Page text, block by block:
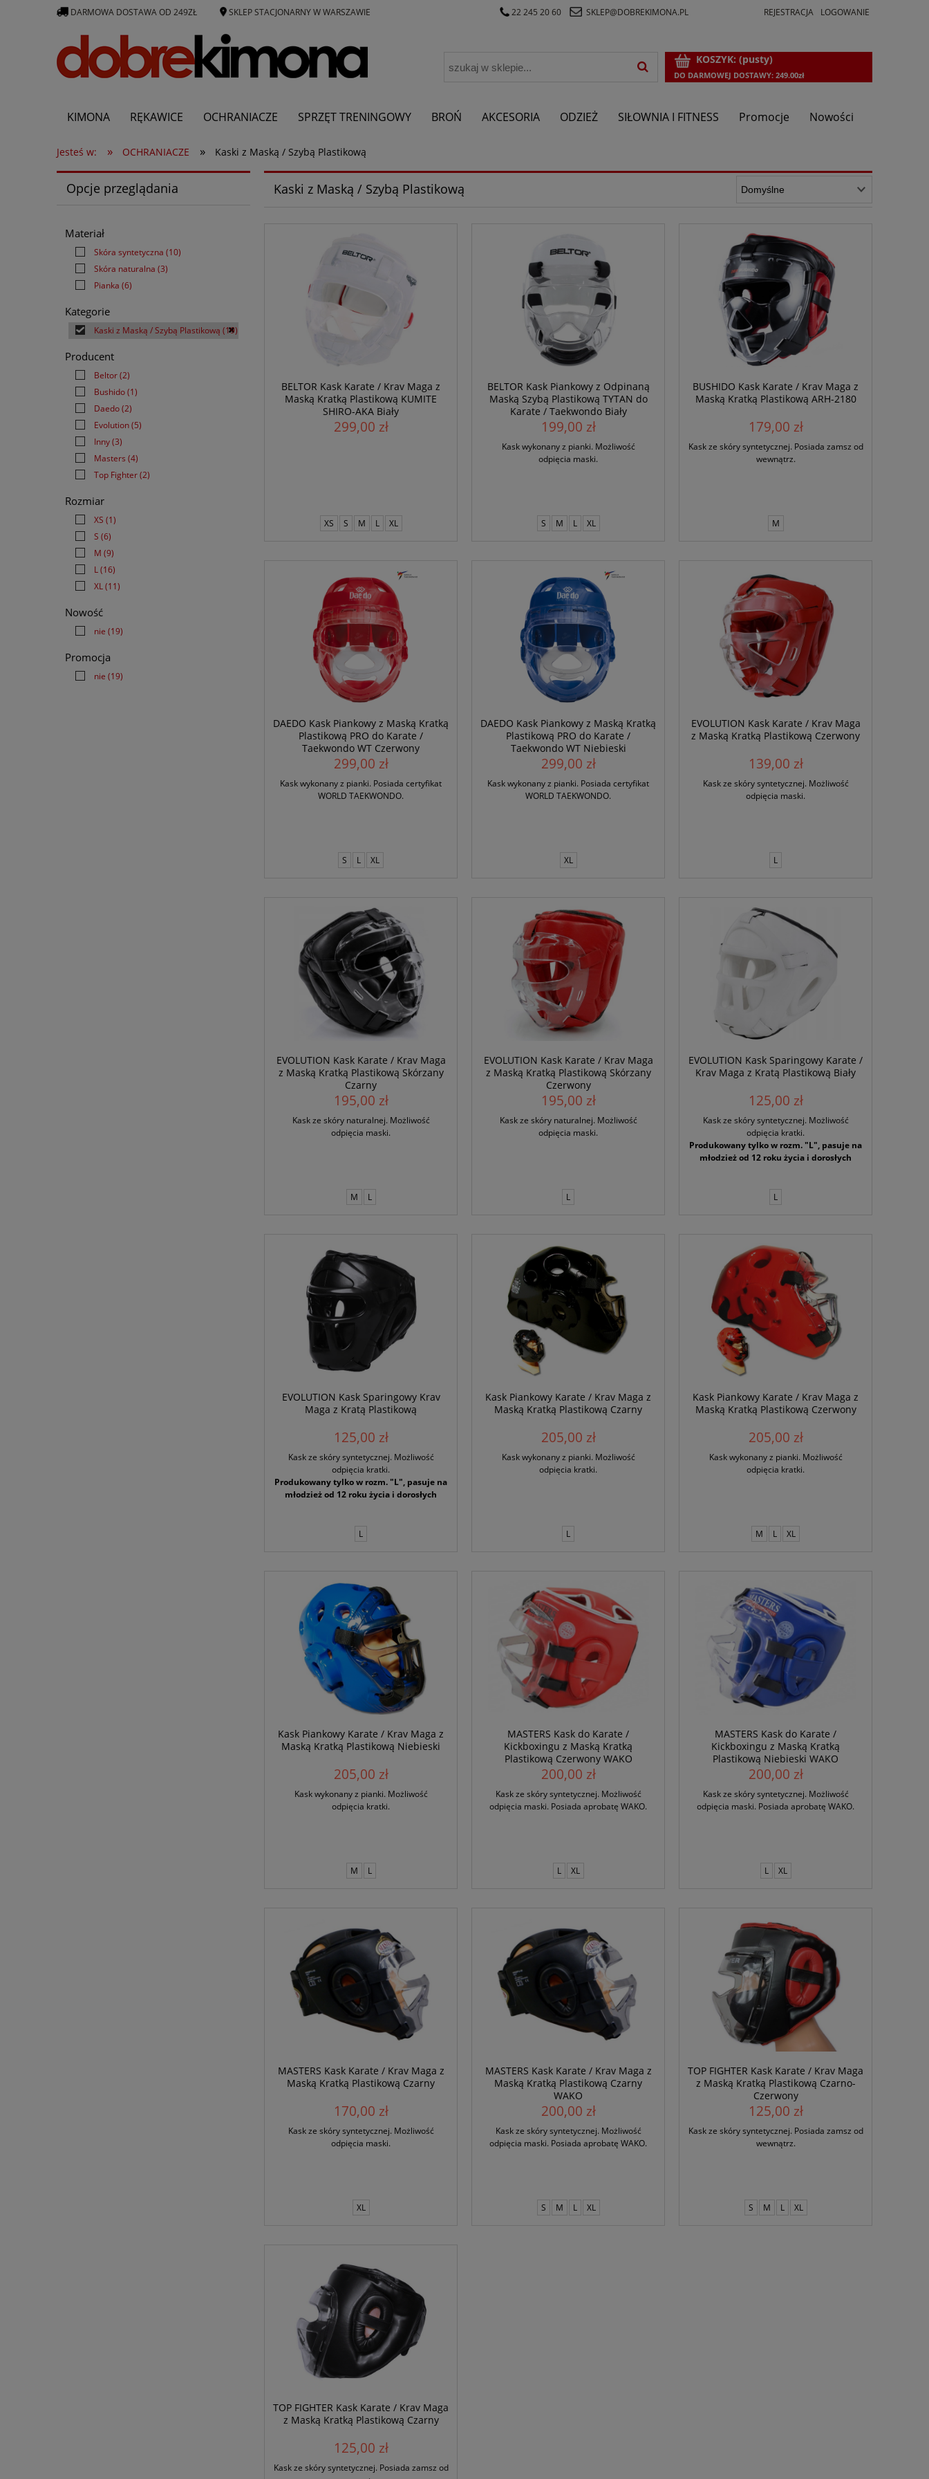
KOSZYK: (pusty)
DO DARMOWEJ DOSTAWY: 249.00zł
KIMONA RĘKAWICE OCHRANIACZE SPRZĘT TRENINGOWY BROŃ AKCESORIA ODZIEŻ SIŁOWNIA I FITNESS Promocje Nowości
Producenci
Jesteś w: » OCHRANIACZE » Kaski z Maską / Szybą Plastikową
Opcje przeglądania
Kategorie
Kaski z Maską / Szybą Plastikową (19)
Producent
Beltor(2)
Bushido(1)
Daedo(2)
Evolution(5)
Inny(3)
Masters (4)
Top Fighter(2)
Rozmiar
XS (1)
S (6)
M (9)
L(16)
XL(11)
Materiał
Skóra syntetyczna (10)
Skóra naturalna (3)
Pianka (6)
Nowość
nie (19)
Promocja
nie (19)
Kaski z Maską / Szybą Plastikową
BELTOR Kask Karate / Krav Maga z
Maską Kratką Plastikową KUMITE
SHIRO-AKA Biały
299,00 zł
XS S M L XL
BELTOR Kask Piankowy z Odpinaną
Maską Szybą Plastikową TYTAN do
Karate / Taekwondo Biały
199,00 zł
Kask wykonany z pianki. Możliwość
odpięcia maski.
S M L XL
BUSHIDO Kask Karate / Krav Maga z
Maską Kratką Plastikową ARH-2180
179,00 zł
Kask ze skóry syntetycznej. Posiada zamsz od
wewnątrz.
M
DAEDO Kask Piankowy z Maską Kratką
Plastikową PRO do Karate /
Taekwondo WT Czerwony
299,00 zł
Kask wykonany z pianki. Posiada certyfikat
WORLD TAEKWONDO.
S L XL
DAEDO Kask Piankowy z Maską Kratką
Plastikową PRO do Karate /
Taekwondo WT Niebieski
299,00 zł
Kask wykonany z pianki. Posiada certyfikat
WORLD TAEKWONDO.
XL
EVOLUTION Kask Karate / Krav Maga
z Maską Kratką Plastikową Czerwony
139,00 zł
Kask ze skóry syntetycznej. Możliwość
odpięcia maski.
L
EVOLUTION Kask Karate / Krav Maga
z Maską Kratką Plastikową Skórzany
Czarny
195,00 zł
Kask ze skóry naturalnej. Możliwość
odpięcia maski.
M L
EVOLUTION Kask Karate / Krav Maga
z Maską Kratką Plastikową Skórzany
Czerwony
195,00 zł
Kask ze skóry naturalnej. Możliwość
odpięcia maski.
L
EVOLUTION Kask Sparingowy Karate /
Krav Maga z Kratą Plastikową Biały
125,00 zł
Kask ze skóry syntetycznej. Możliwość
odpięcia kratki.
Produkowany tylko w rozm. "L", pasuje na
młodzież od 12 roku życia i dorosłych
L
EVOLUTION Kask Sparingowy Krav
Maga z Kratą Plastikową
125,00 zł
Kask ze skóry syntetycznej. Możliwość
odpięcia kratki.
Produkowany tylko w rozm. "L", pasuje na
młodzież od 12 roku życia i dorosłych
L
Kask Piankowy Karate / Krav Maga z
Maską Kratką Plastikową Czarny
205,00 zł
Kask wykonany z pianki. Możliwość
odpięcia kratki.
L
Kask Piankowy Karate / Krav Maga z
Maską Kratką Plastikową Czerwony
205,00 zł
Kask wykonany z pianki. Możliwość
odpięcia kratki.
M L XL
Kask Piankowy Karate / Krav Maga z
Maską Kratką Plastikową Niebieski
205,00 zł
Kask wykonany z pianki. Możliwość
odpięcia kratki.
M L
MASTERS Kask do Karate /
Kickboxingu z Maską Kratką
Plastikową Czerwony WAKO
200,00 zł
Kask ze skóry syntetycznej. Możliwość
odpięcia maski. Posiada aprobatę WAKO.
L XL
MASTERS Kask do Karate /
Kickboxingu z Maską Kratką
Plastikową Niebieski WAKO
200,00 zł
Kask ze skóry syntetycznej. Możliwość
odpięcia maski. Posiada aprobatę WAKO.
L XL
MASTERS Kask Karate / Krav Maga z
Maską Kratką Plastikową Czarny
170,00 zł
Kask ze skóry syntetycznej. Możliwość
odpięcia maski.
XL
MASTERS Kask Karate / Krav Maga z
Maską Kratką Plastikową Czarny
WAKO
200,00 zł
Kask ze skóry syntetycznej. Możliwość
odpięcia maski. Posiada aprobatę WAKO.
S M L XL
TOP FIGHTER Kask Karate / Krav Maga
z Maską Kratką Plastikową Czarno-
Czerwony
125,00 zł
Kask ze skóry syntetycznej. Posiada zamsz od
wewnątrz.
S M L XL
TOP FIGHTER Kask Karate / Krav Maga
z Maską Kratką Plastikową Czarny
125,00 zł
Kask ze skóry syntetycznej. Posiada zamsz od
DARMOWA DOSTAWA OD 249ZŁ SKLEP STACJONARNY W WARSZAWIE 22 245 20 60 SKLEP@DOBREKIMONA.PL REJESTRACJA LOGOWANIE